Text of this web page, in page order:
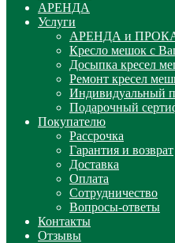
АРЕНДА
Услуги
АРЕНДА и
Кресло мешок с
Досыпка кресел
Ремонт кресел
Индивидуальный
Подарочный
Покупателю
Рассрочка
Гарантия и возврат
Доставка
Оплата
Сотрудничество
Вопросы-ответы
Контакты
Отзывы